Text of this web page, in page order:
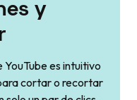
y
es intuitivo
cortar o recortar